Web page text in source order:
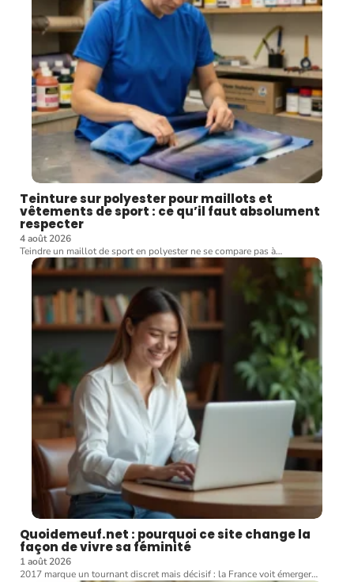
Teinture sur polyester pour maillots et
vêtements de sport : ce qu’il faut absolument
respecter
4 août 2026
Teindre un maillot de sport en polyester ne se compare pas à…
Quoidemeuf.net : pourquoi ce site change la
façon de vivre sa féminité
1 août 2026
2017 marque un tournant discret mais décisif : la France voit émerger…